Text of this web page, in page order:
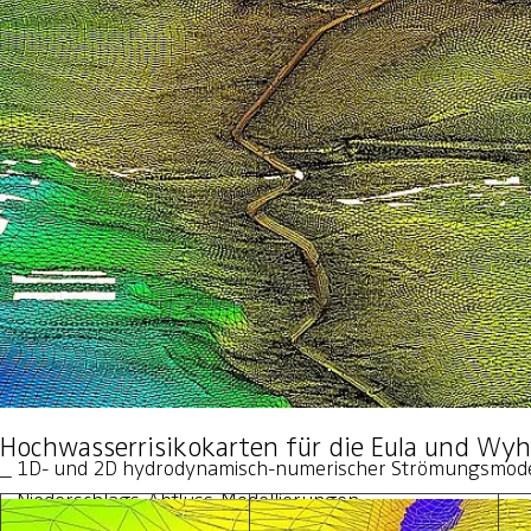
1D- und 2D hydrodynamisch-numerischer
Niederschlags-Abfluss-Modellierungen
Hochwasserrisikokarten für die Eula und